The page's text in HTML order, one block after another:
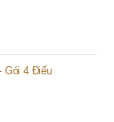
Gói 4 Điếu